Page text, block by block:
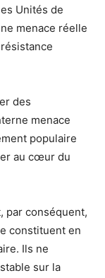
Unités de
menace réelle
des
menace
populaire
au cœur du
par conséquent,
constituent en
Ils ne
sur la